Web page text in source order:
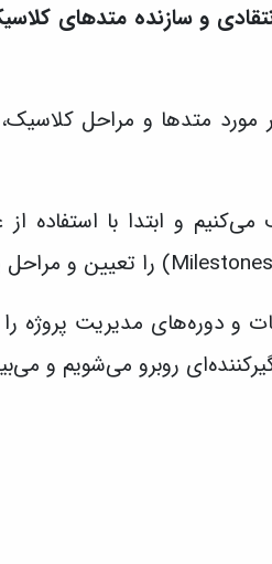
و سازنده متدهای
مورد متدها و مراحل
دوره‌های مدیریت پروژه را
روبرو می‌شویم و